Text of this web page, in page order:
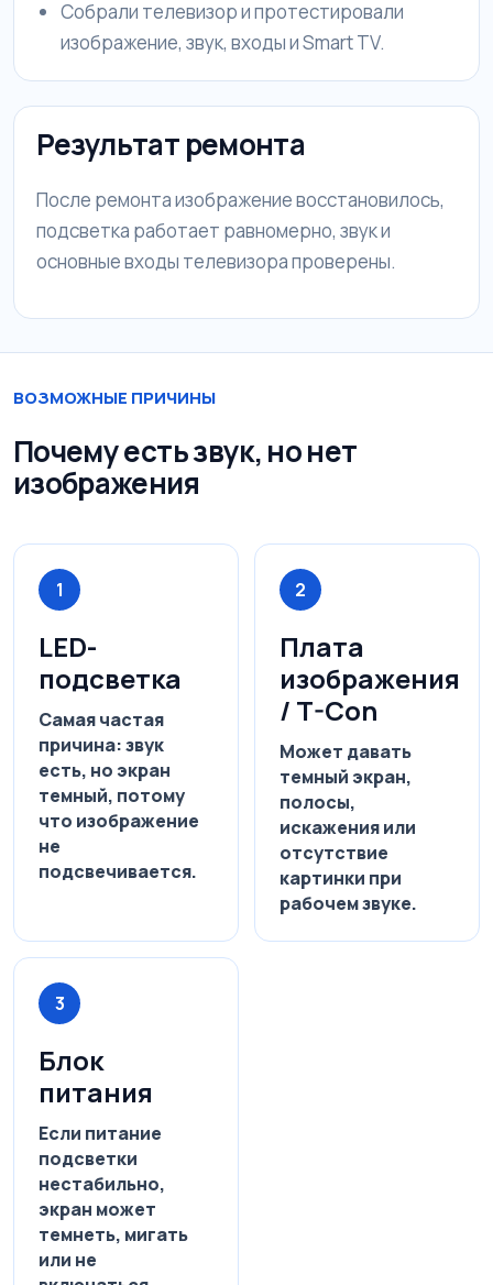
Собрали телевизор и протестировали
изображение, звук, входы и Smart TV.
Результат ремонта
После ремонта изображение восстановилось,
подсветка работает равномерно, звук и
основные входы телевизора проверены.
ВОЗМОЖНЫЕ ПРИЧИНЫ
Почему есть звук, но нет
изображения
1
LED-
подсветка
Самая частая
причина: звук
есть, но экран
темный, потому
что изображение
не
подсвечивается.
2
Плата
изображения
/ T-Con
Может давать
темный экран,
полосы,
искажения или
отсутствие
картинки при
рабочем звуке.
3
Блок
питания
Если питание
подсветки
нестабильно,
экран может
темнеть, мигать
или не